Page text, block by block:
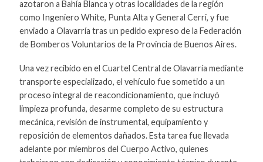
azotaron a Bahía Blanca y otras localidades de la región
como Ingeniero White, Punta Alta y General Cerri, y fue
enviado a Olavarría tras un pedido expreso de la Federación
de Bomberos Voluntarios de la Provincia de Buenos Aires.
Una vez recibido en el Cuartel Central de Olavarría mediante
transporte especializado, el vehículo fue sometido a un
proceso integral de reacondicionamiento, que incluyó
limpieza profunda, desarme completo de su estructura
mecánica, revisión de instrumental, equipamiento y
reposición de elementos dañados. Esta tarea fue llevada
adelante por miembros del Cuerpo Activo, quienes